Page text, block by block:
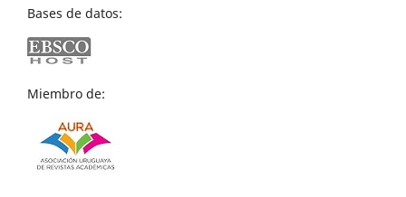
Bases de datos:
Miembro de: